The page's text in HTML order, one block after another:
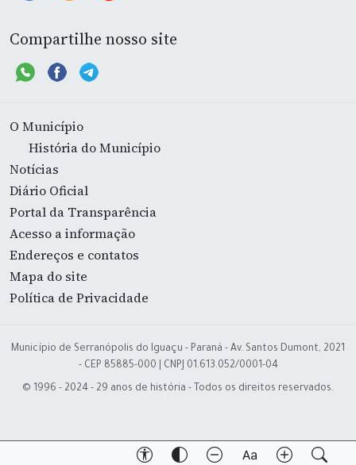
Compartilhe nosso site
O Município
História do Município
Notícias
Diário Oficial
Portal da Transparência
Acesso a informação
Endereços e contatos
Mapa do site
Política de Privacidade
Município de Serranópolis do Iguaçu - Paraná - Av. Santos Dumont, 2021
- CEP 85885-000 | CNPJ 01.613.052/0001-04
© 1996 - 2024 - 29 anos de história - Todos os direitos reservados.